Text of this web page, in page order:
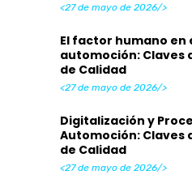
<27 de mayo de 2026/>
El factor humano en
automoción: Claves
de Calidad
<27 de mayo de 2026/>
Digitalización y
Automoción: Claves
de Calidad
<27 de mayo de 2026/>